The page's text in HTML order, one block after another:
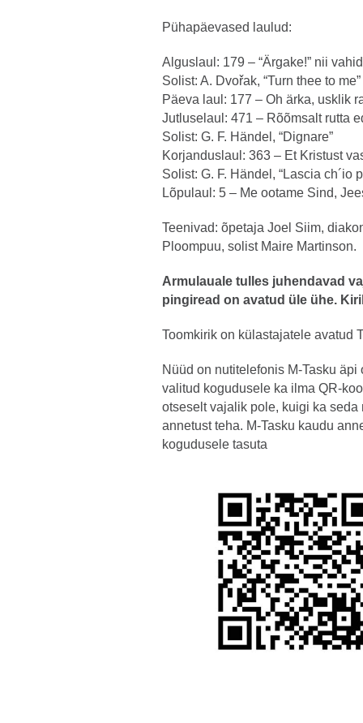
Pühapäevased laulud:
Alguslaul: 179 – “Ärgake!” nii
Solist: A. Dvořak, “Turn thee to me”
Päeva laul: 177 – Oh ärka, usklik
Jutluselaul: 471 – Rõõmsalt rutta
Solist: G. F. Händel, “Dignare”
Korjanduslaul: 363 – Et Kristust
Solist: G. F. Händel, “Lascia ch´io
Lõpulaul: 5 – Me ootame Sind,
Teenivad: õpetaja Joel Siim,
Ploompuu, solist Maire Martinson.
Armulauale tulles juhendavad
pingiread on avatud üle ühe.
Toomkirik on külastajatele avatud
Nüüd on nutitelefonis M-Tasku
valitud kogudusele ka ilma QR-
otseselt vajalik pole, kuigi ka
annetust teha. M-Tasku kaudu
kogudusele tasuta